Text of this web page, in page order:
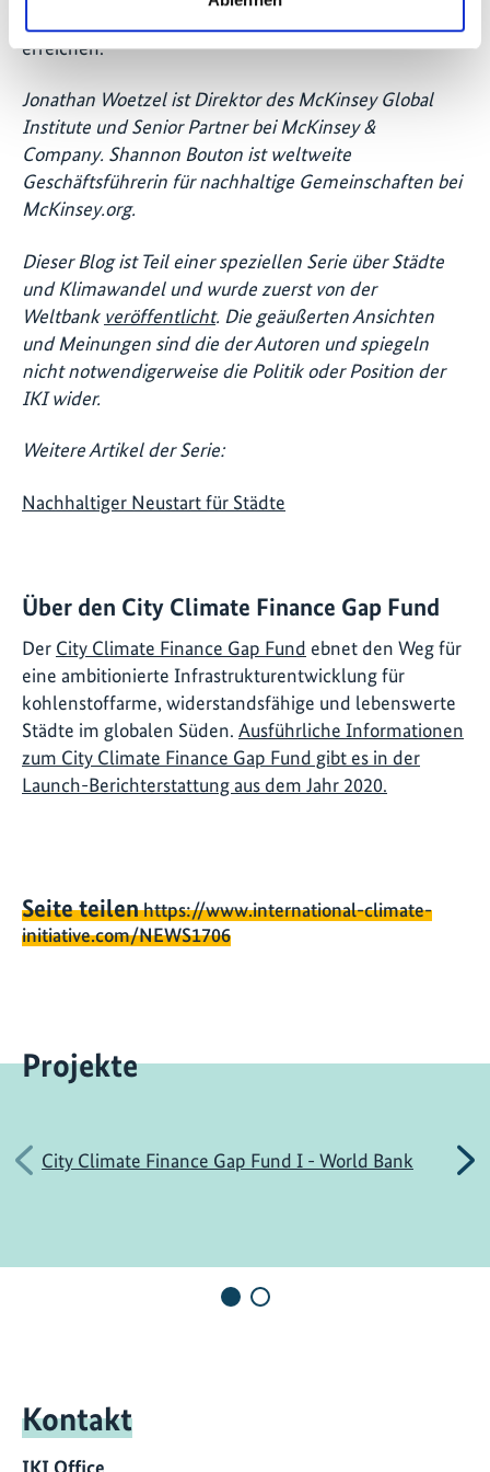
erreichen.
Jonathan Woetzel ist Direktor des McKinsey Global
Institute und Senior Partner bei McKinsey &
Company. Shannon Bouton ist weltweite
Geschäftsführerin für nachhaltige Gemeinschaften bei
McKinsey.org.
Dieser Blog ist Teil einer speziellen Serie über Städte
und Klimawandel und wurde zuerst von der
Weltbank veröffentlicht. Die geäußerten Ansichten
und Meinungen sind die der Autoren und spiegeln
nicht notwendigerweise die Politik oder Position der
IKI wider.
Weitere Artikel der Serie:
Nachhaltiger Neustart für Städte
Über den City Climate Finance Gap Fund
Der City Climate Finance Gap Fund ebnet den Weg für
eine ambitionierte Infrastrukturentwicklung für
kohlenstoffarme, widerstandsfähige und lebenswerte
Städte im globalen Süden. Ausführliche Informationen
zum City Climate Finance Gap Fund gibt es in der
Launch-Berichterstattung aus dem Jahr 2020.
Seite teilenhttps://www.international-climate-
initiative.com/NEWS1706
Projekte
Vorherige
City Climate Finance Gap Fund I - World Bank
Kontakt
IKI Office